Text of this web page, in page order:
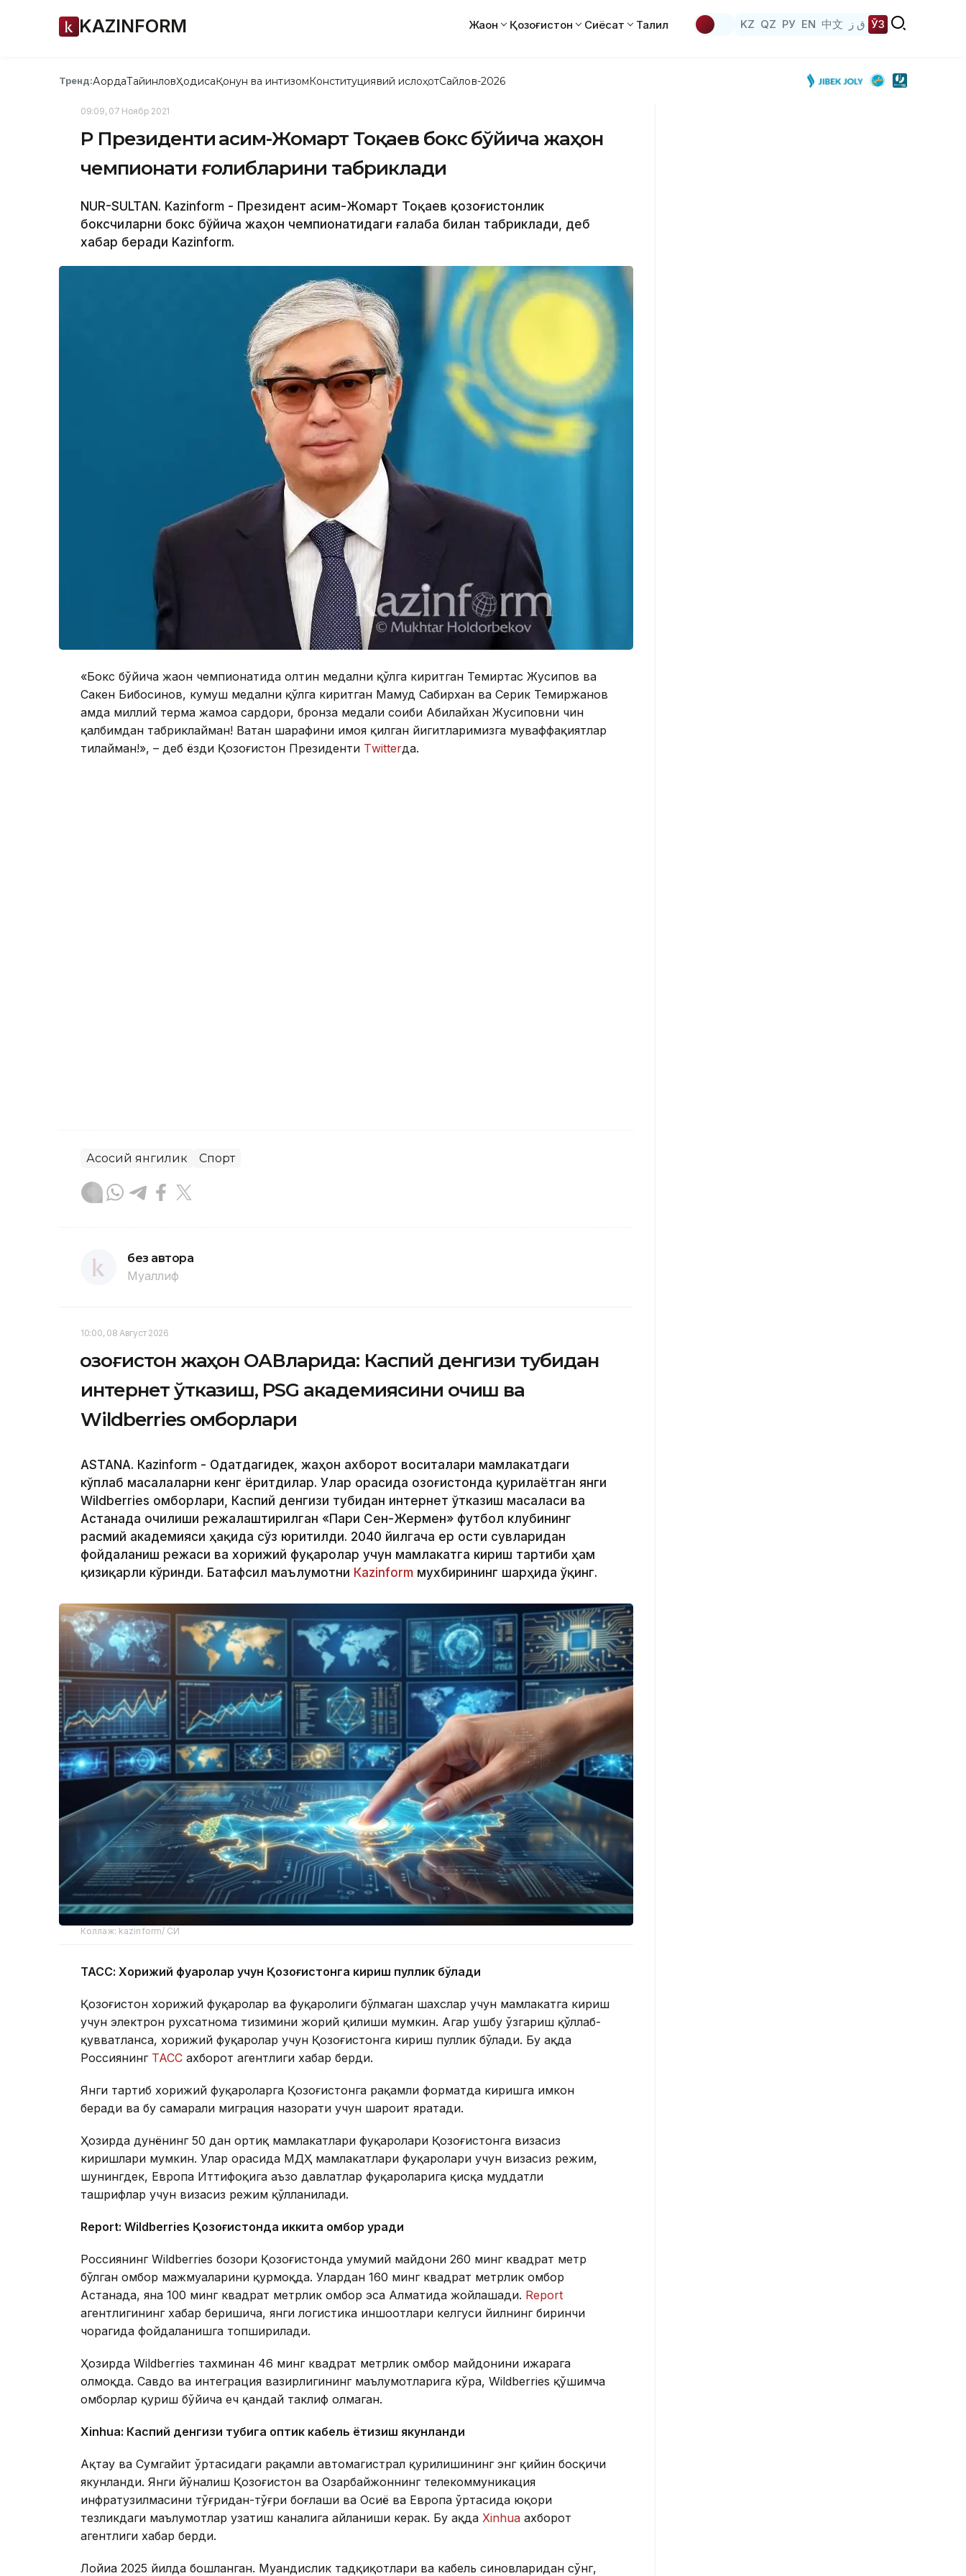
KAZINFORM Жаҳон Қозоғистон Сиёсат Таҳлил KZ QZ РУ EN 中文 ق ز ЎЗ
Тренд:АқордаТайинловҲодисаҚонун ва интизомКонституциявий ислоҳотСайлов-2026
09:09, 07 Ноябр 2021
ҚР Президенти Қасим-Жомарт Тоқаев бокс бўйича жаҳон
чемпионати ғолибларини табриклади
NUR-SULTAN. Kazinform - Президент Қасим-Жомарт Тоқаев қозоғистонлик
боксчиларни бокс бўйича жаҳон чемпионатидаги ғалаба билан табриклади, деб
хабар беради Kazinform.
«Бокс бўйича жаҳон чемпионатида олтин медални қўлга киритган Темиртас Жусипов ва
Сакен Бибосинов, кумуш медални қўлга киритган Маҳмуд Сабирхан ва Серик Темиржанов
ҳамда миллий терма жамоа сардори, бронза медали соҳиби Абилайхан Жусиповни чин
қалбимдан табриклайман! Ватан шарафини ҳимоя қилган йигитларимизга муваффақиятлар
тилайман!», – деб ёзди Қозоғистон Президенти Тwitterда.
Асосий янгилик Спорт
без автора
Муаллиф
10:00, 08 Август 2026
Қозоғистон жаҳон ОАВларида: Каспий денгизи тубидан
интернет ўтказиш, PSG академиясини очиш ва
Wildberries омборлари
ASTANА. Кazinform - Одатдагидек, жаҳон ахборот воситалари мамлакатдаги
кўплаб масалаларни кенг ёритдилар. Улар орасида Қозоғистонда қурилаётган янги
Wildberries омборлари, Каспий денгизи тубидан интернет ўтказиш масаласи ва
Астанада очилиши режалаштирилган «Пари Сен-Жермен» футбол клубининг
расмий академияси ҳақида сўз юритилди. 2040 йилгача ер ости сувларидан
фойдаланиш режаси ва хорижий фуқаролар учун мамлакатга кириш тартиби ҳам
қизиқарли кўринди. Батафсил маълумотни Кazinform мухбирининг шарҳида ўқинг.
Коллаж: kazinform/ СИ
ТАСС: Хорижий фуқаролар учун Қозоғистонга кириш пуллик бўлади
Қозоғистон хорижий фуқаролар ва фуқаролиги бўлмаган шахслар учун мамлакатга кириш
учун электрон рухсатнома тизимини жорий қилиши мумкин. Агар ушбу ўзгариш қўллаб-
қувватланса, хорижий фуқаролар учун Қозоғистонга кириш пуллик бўлади. Бу ҳақда
Россиянинг ТАСС ахборот агентлиги хабар берди.
Янги тартиб хорижий фуқароларга Қозоғистонга рақамли форматда киришга имкон
беради ва бу самарали миграция назорати учун шароит яратади.
Ҳозирда дунёнинг 50 дан ортиқ мамлакатлари фуқаролари Қозоғистонга визасиз
киришлари мумкин. Улар орасида МДҲ мамлакатлари фуқаролари учун визасиз режим,
шунингдек, Европа Иттифоқига аъзо давлатлар фуқароларига қисқа муддатли
ташрифлар учун визасиз режим қўлланилади.
Report: Wildberries Қозоғистонда иккита омбор қуради
Россиянинг Wildberries бозори Қозоғистонда умумий майдони 260 минг квадрат метр
бўлган омбор мажмуаларини қурмоқда. Улардан 160 минг квадрат метрлик омбор
Астанада, яна 100 минг квадрат метрлик омбор эса Алматида жойлашади. Report
агентлигининг хабар беришича, янги логистика иншоотлари келгуси йилнинг биринчи
чорагида фойдаланишга топширилади.
Ҳозирда Wildberries тахминан 46 минг квадрат метрлик омбор майдонини ижарага
олмоқда. Савдо ва интеграция вазирлигининг маълумотларига кўра, Wildberries қўшимча
омборлар қуриш бўйича ҳеч қандай таклиф олмаган.
Xinhuа: Каспий денгизи тубига оптик кабель ётқизиш якунланди
Ақтау ва Сумгайит ўртасидаги рақамли автомагистрал қурилишининг энг қийин босқичи
якунланди. Янги йўналиш Қозоғистон ва Озарбайжоннинг телекоммуникация
инфратузилмасини тўғридан-тўғри боғлаши ва Осиё ва Европа ўртасида юқори
тезликдаги маълумотлар узатиш каналига айланиши керак. Бу ҳақда Xinhua ахборот
агентлиги хабар берди.
Лойиҳа 2025 йилда бошланган. Муҳандислик тадқиқотлари ва кабель синовларидан сўнг,